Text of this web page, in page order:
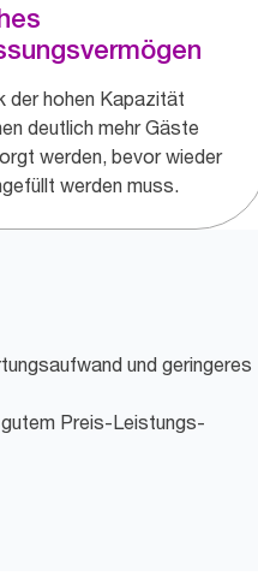
der hohen Kapazität
deutlich mehr Gäste
werden, bevor wieder
werden muss.
und geringeres
Preis-Leistungs-